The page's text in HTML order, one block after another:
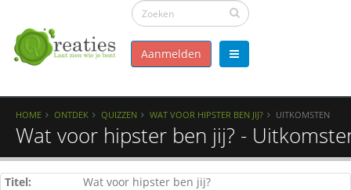
Aanmelden
HOME ONTDEK QUIZZEN WAT VOOR HIPSTER BEN JIJ? UITKOMSTEN
Wat voor hipster ben jij? -
Titel:
Wat voor hipster ben jij?